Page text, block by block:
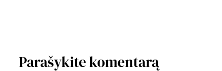
Parašykite komentarą